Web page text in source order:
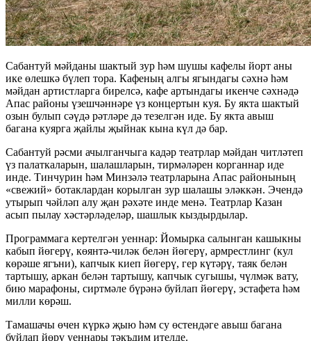
Сабантуй мәйданы шактый зур һәм шушы кафелы йорт аны
ике өлешкә бүлеп тора. Кафеның алгы ягындагы сәхнә һәм
мәйдан артистларга бирелсә, кафе артындагы икенче сәхнәдә
Апас районы үзешчәннәре үз концертын куя. Бу якта шактый
озын булып сәүдә рәтләре дә тезелгән иде. Бу якта авыш
багана куярга җайлы җыйнак кына күл дә бар.
Сабантуй рәсми ачылганчыга кадәр театрлар мәйдан читләтеп
үз палаткаларын, шалашларын, тирмәләрен корганнар иде
инде. Тинчурин һәм Минзәлә театрларына Апас районының
«свежий» ботаклардан корылган зур шалашы эләккән. Эчендә
утырып чәйләп алу җан рәхәте инде менә. Театрлар Казан
асып пылау хәстәрләделәр, шашлык кыздырдылар.
Программага кертелгән уеннар: Йомырка салынган кашыкны
кабып йөгерү, көянтә-чиләк белән йөгерү, армрестлинг (кул
көрәше ягъни), капчык киеп йөгерү, гер күтәрү, таяк белән
тартышу, аркан белән тартышу, капчык сугышы, чүлмәк вату,
бию марафоны, сиртмәле бүрәнә буйлап йөгерү, эстафета һәм
милли көрәш.
Тамашачы өчен күркә җыю һәм су өстендәге авыш багана
буйлап йөрү уеннары тәкъдим ителде.